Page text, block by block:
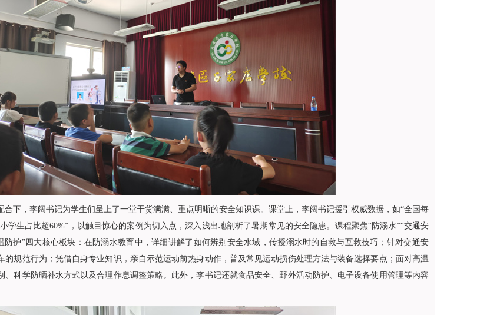
合下，李阔书记为学生们呈上了一堂干货满满、重点明晰的安全知识课。课堂上，李阔书记援引权威数据，如“全国每
学生占比超60%”，以触目惊心的案例为切入点，深入浅出地剖析了暑期常见的安全隐患。课程聚焦“防溺水”“交通安
防护”四大核心板块：在防溺水教育中，详细讲解了如何辨别安全水域，传授溺水时的自救与互救技巧；针对交通安
的规范行为；凭借自身专业知识，亲自示范运动前热身动作，普及常见运动损伤处理方法与装备选择要点；面对高温
、科学防晒补水方式以及合理作息调整策略。此外，李书记还就食品安全、野外活动防护、电子设备使用管理等内容